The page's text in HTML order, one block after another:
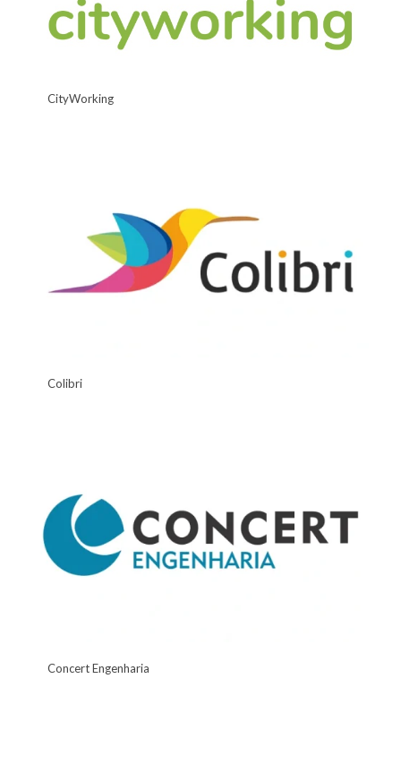
CityWorking
Colibri
Concert Engenharia